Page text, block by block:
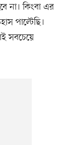
না। কিংবা এর
পাল্টেছি।
সবচেয়ে